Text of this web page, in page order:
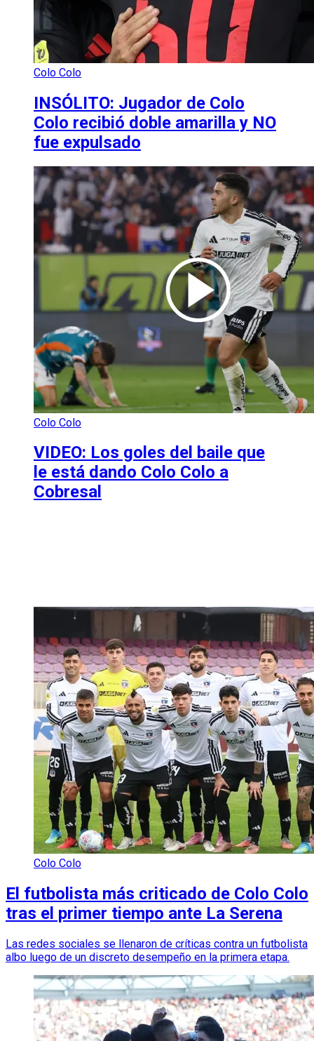
Colo Colo
INSÓLITO: Jugador de Colo
Colo recibió doble amarilla y NO
fue expulsado
Colo Colo
VIDEO: Los goles del baile que
le está dando Colo Colo a
Cobresal
Colo Colo
El futbolista más criticado de Colo Colo
tras el primer tiempo ante La Serena
Las redes sociales se llenaron de críticas contra un futbolista
albo luego de un discreto desempeño en la primera etapa.